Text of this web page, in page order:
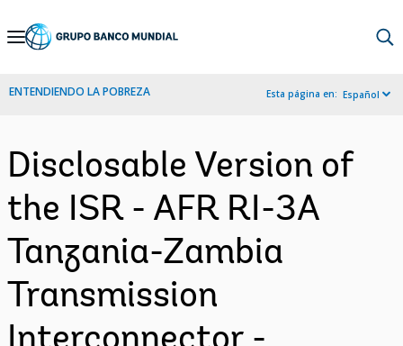
Skip
Navigation
ENTENDIENDO LA POBREZA Esta página en: Español
Disclosable Version of
the ISR - AFR RI-3A
Tanzania-Zambia
Transmission